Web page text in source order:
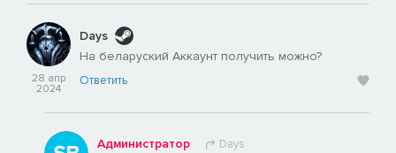
28 апр
2024
Days
На беларуский Аккаунт получить можно?
Ответить
Администратор Days